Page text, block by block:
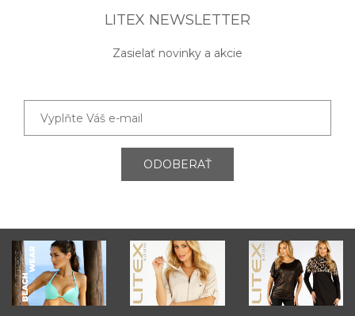
LITEX NEWSLETTER
Zasielať novinky a akcie
ODOBERAŤ